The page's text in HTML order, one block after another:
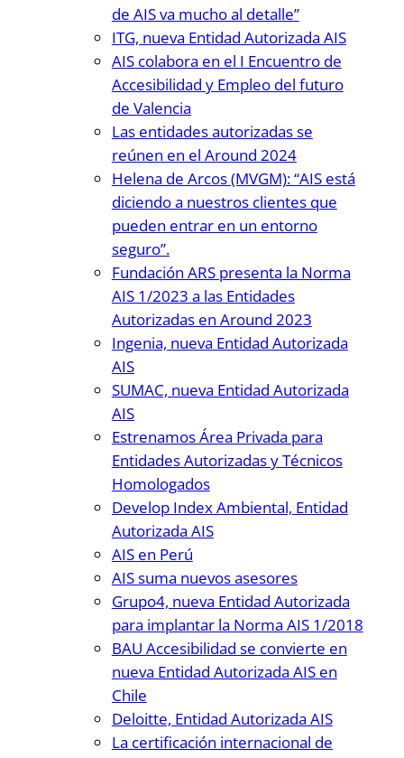
de AIS va mucho al detalle”
ITG, nueva Entidad Autorizada AIS
AIS colabora en el I Encuentro de
Accesibilidad y Empleo del futuro
de Valencia
Las entidades autorizadas se
reúnen en el Around 2024
Helena de Arcos (MVGM): “AIS está
diciendo a nuestros clientes que
pueden entrar en un entorno
seguro”.
Fundación ARS presenta la Norma
AIS 1/2023 a las Entidades
Autorizadas en Around 2023
Ingenia, nueva Entidad Autorizada
AIS
SUMAC, nueva Entidad Autorizada
AIS
Estrenamos Área Privada para
Entidades Autorizadas y Técnicos
Homologados
Develop Index Ambiental, Entidad
Autorizada AIS
AIS en Perú
AIS suma nuevos asesores
Grupo4, nueva Entidad Autorizada
para implantar la Norma AIS 1/2018
BAU Accesibilidad se convierte en
nueva Entidad Autorizada AIS en
Chile
Deloitte, Entidad Autorizada AIS
La certificación internacional de